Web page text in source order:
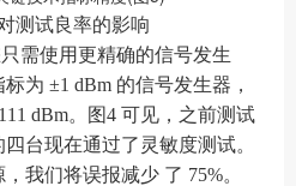
测试良率的影响
需使用更精确的信号发生
为 ±1 dBm 的信号发生器，
dBm。图4 可见，之前测试
台现在通过了灵敏度测试。
我们将误报减少 了 75%。